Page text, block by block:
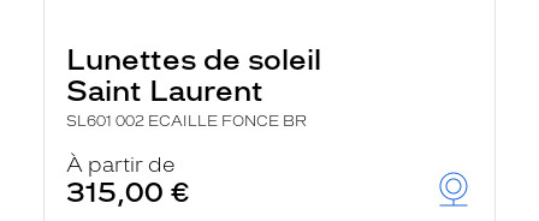
Lunettes de soleil
Saint Laurent
SL601 002 ECAILLE FONCE BR
À partir de
315,00 €